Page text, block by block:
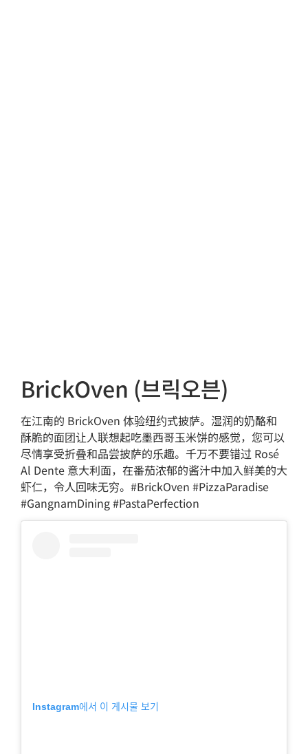
BrickOven (브릭오븐)
在江南的 BrickOven 体验纽约式披萨。湿润的奶酪和
酥脆的面团让人联想起吃墨西哥玉米饼的感觉，您可以
尽情享受折叠和品尝披萨的乐趣。千万不要错过 Rosé
Al Dente 意大利面，在番茄浓郁的酱汁中加入鲜美的大
虾仁，令人回味无穷。#BrickOven #PizzaParadise
#GangnamDining #PastaPerfection
Instagram에서 이 게시물 보기